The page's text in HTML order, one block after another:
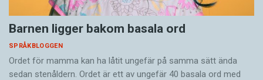
Barnen ligger bakom basala ord
SPRÅKBLOGGEN
Ordet för mamma kan ha låtit ungefär på samma sätt ända
sedan stenåldern. Ordet är ett av ungefär 40 basala ord med